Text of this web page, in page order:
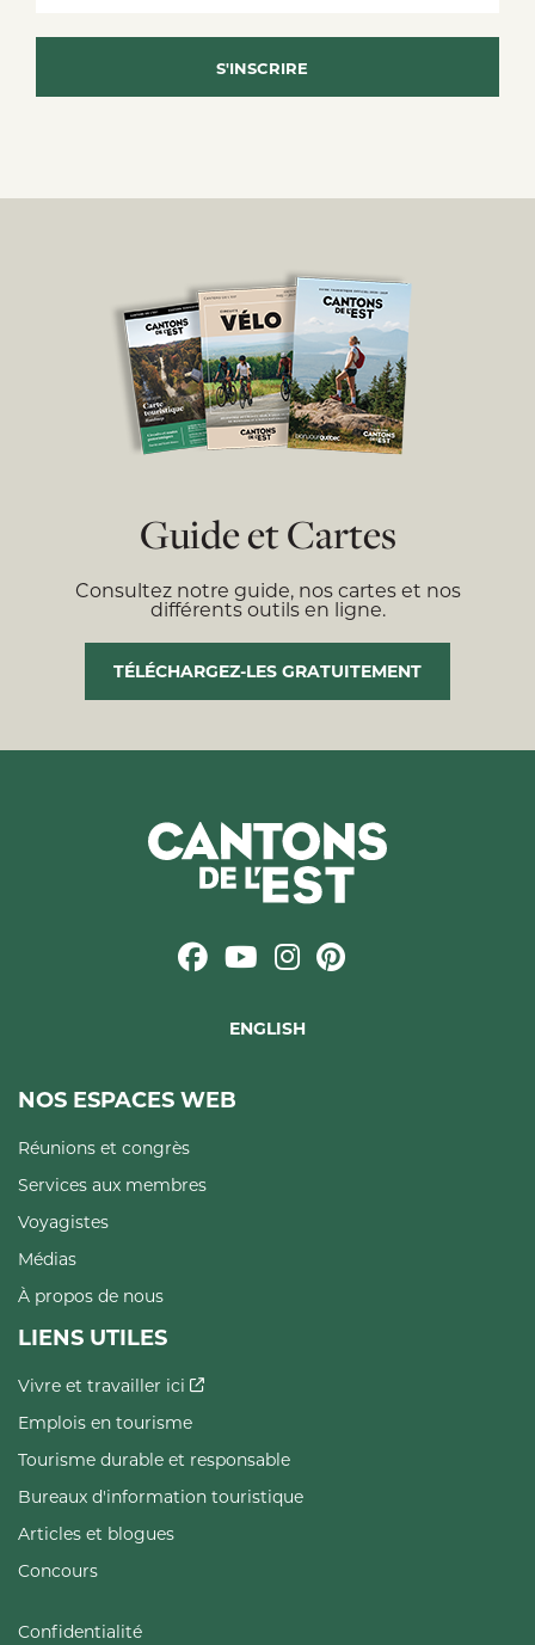
Guide et Cartes
Consultez notre guide, nos cartes et nos
différents outils en ligne.
TÉLÉCHARGEZ-LES GRATUITEMENT
ENGLISH
NOS ESPACES WEB
Réunions et congrès
Services aux membres
Voyagistes
Médias
À propos de nous
LIENS UTILES
Vivre et travailler ici
Emplois en tourisme
Tourisme durable et responsable
Bureaux d'information touristique
Articles et blogues
Concours
Confidentialité